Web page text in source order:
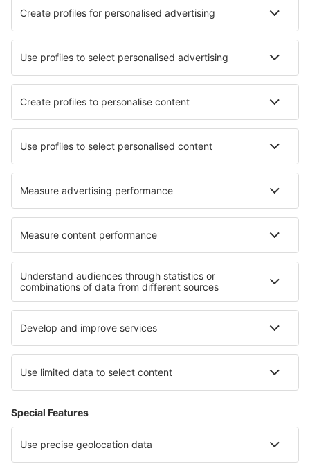
Cele mai bune hoteluri - orașe
Hoteluri în Gimari Hoteluri în Bosco Hoteluri în Pisek
Hoteluri în Uttendorf Hoteluri în Capriolo
Hoteluri în Novaya Kupavna Hoteluri în Bernolakovo
Hoteluri în Le Teich
Cele mai bune hoteluri - regiuni
Hoteluri în Jungfrau Hoteluri în Saas-Fee
Hoteluri în St. Moritz Hoteluri în Davos Klosters
Hoteluri în Zermatt Hoteluri în Nicaragua
Hoteluri în San Andres Hoteluri în Southport
Hoteluri în Salzburger Saalachtal